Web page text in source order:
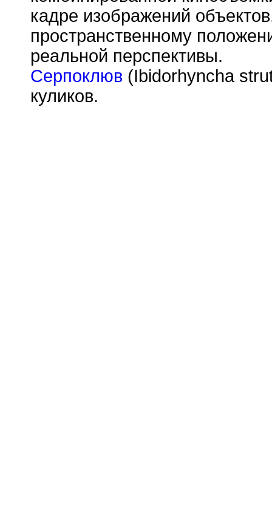
кадре изображений
пространственному
реальной перспективы.
Серпоклюв (Ibidorhyncha
куликов.